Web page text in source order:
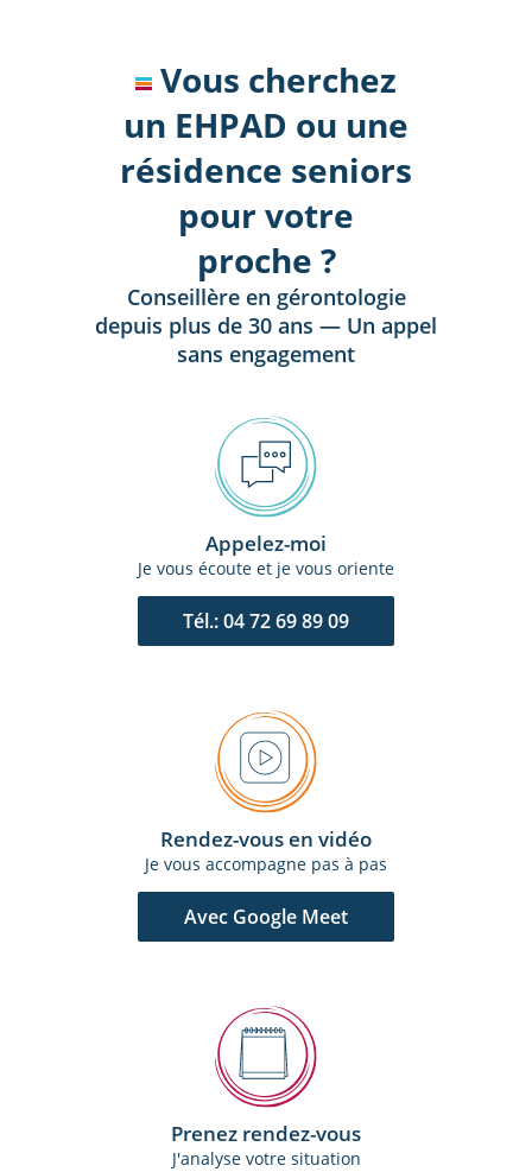
Vous cherchez
un EHPAD ou une
résidence seniors
pour votre
proche ?
Conseillère en gérontologie
depuis plus de 30 ans — Un appel
sans engagement
Appelez-moi
Je vous écoute et je vous oriente
Tél.: 04 72 69 89 09
Prenez rendez-vous
J'analyse votre situation
Rendez-vous en vidéo
Je vous accompagne pas à pas
Avec Google Meet